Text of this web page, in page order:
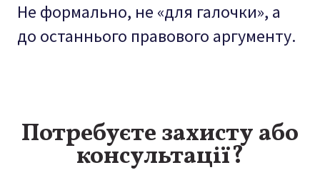
Не формально, не «для галочки», а
до останнього правового аргументу.
Потребуєте захисту або
консультації?